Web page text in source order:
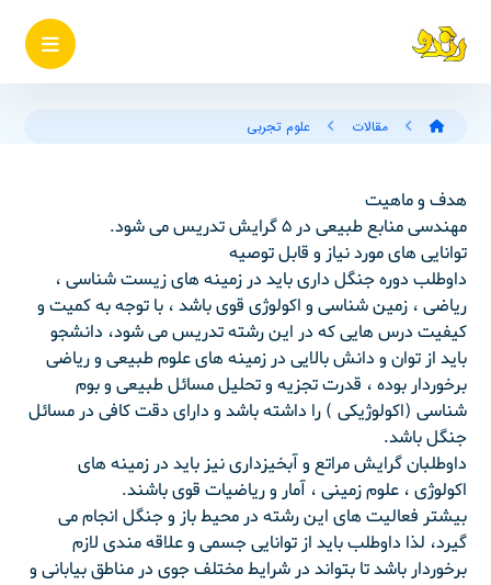
مقالات علوم تجربی
هدف و ماهیت
مهندسی منابع طبیعی در ۵ گرایش تدریس می شود.
توانایی های مورد نیاز و قابل توصیه
داوطلب دوره جنگل داری باید در زمینه های زیست شناسی ،
ریاضی ، زمین شناسی و اکولوژی قوی باشد ، با توجه به کمیت و
کیفیت درس هایی که در این رشته تدریس می شود، دانشجو
باید از توان و دانش بالایی در زمینه های علوم طبیعی و ریاضی
برخوردار بوده ، قدرت تجزیه و تحلیل مسائل طبیعی و بوم
شناسی (اکولوژیکی ) را داشته باشد و دارای دقت کافی در مسائل
جنگل باشد.
داوطلبان گرایش مراتع و آبخیزداری نیز باید در زمینه های
اکولوژی ، علوم زمینی ، آمار و ریاضیات قوی باشند.
بیشتر فعالیت های این رشته در محیط باز و جنگل انجام می
گیرد، لذا داوطلب باید از توانایی جسمی و علاقه مندی لازم
برخوردار باشد تا بتواند در شرایط مختلف جوی در مناطق بیابانی و